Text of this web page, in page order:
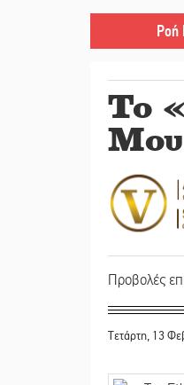
Ροή
To
Προβολές
Τετάρτη, 13